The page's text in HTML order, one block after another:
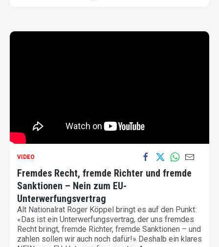
VIDEO
Fremdes Recht, fremde Richter und fremde
Sanktionen – Nein zum EU-
Unterwerfungsvertrag
Alt Nationalrat Roger Köppel bringt es auf den Punkt:
«Das ist ein Unterwerfungsvertrag, der uns fremdes
Recht bringt, fremde Richter, fremde Sanktionen – und
zahlen sollen wir auch noch dafür!» Deshalb ein klares